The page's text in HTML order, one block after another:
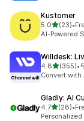
Kustomer
5.0별 5개 중
(23)
총 리뷰 23개
•
AI-Powered
Willdesk:
4.8별 5개 중
(355)
총 리뷰 355개
•
Convert with
Gladly: AI
4.7별 5개 중
(28)
총 리뷰 28개
•